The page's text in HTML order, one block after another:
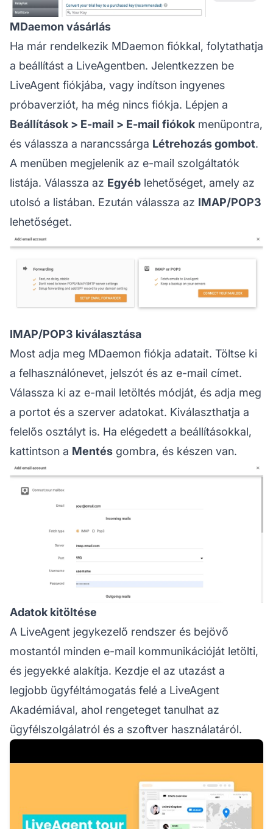
MDaemon vásárlás
Ha már rendelkezik MDaemon fiókkal, folytathatja
a beállítást a LiveAgentben. Jelentkezzen be
LiveAgent fiókjába, vagy indítson ingyenes
próbaverziót, ha még nincs fiókja. Lépjen a
Beállítások > E-mail > E-mail fiókok menüpontra,
és válassza a narancssárga Létrehozás gombot.
A menüben megjelenik az e-mail szolgáltatók
listája. Válassza az Egyéb lehetőséget, amely az
utolsó a listában. Ezután válassza az IMAP/POP3
lehetőséget.
IMAP/POP3 kiválasztása
Most adja meg MDaemon fiókja adatait. Töltse ki
a felhasználónevet, jelszót és az e-mail címet.
Válassza ki az e-mail letöltés módját, és adja meg
a portot és a szerver adatokat. Kiválaszthatja a
felelős osztályt is. Ha elégedett a beállításokkal,
kattintson a Mentés gombra, és készen van.
Adatok kitöltése
A LiveAgent jegykezelő rendszer és bejövő
mostantól minden e-mail kommunikációját letölti,
és jegyekké alakítja. Kezdje el az utazást a
legjobb ügyféltámogatás felé a LiveAgent
Akadémiával, ahol rengeteget tanulhat az
ügyfélszolgálatról és a szoftver használatáról.